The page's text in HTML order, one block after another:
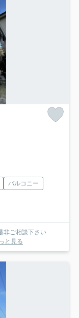
バルコニー
非ご相談下さい
と見る